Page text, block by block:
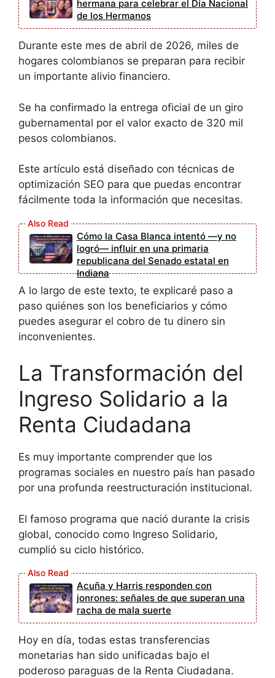
hermana para celebrar el Día Nacional
de los Hermanos
Durante este mes de abril de 2026, miles de
hogares colombianos se preparan para recibir
un importante alivio financiero.
Se ha confirmado la entrega oficial de un giro
gubernamental por el valor exacto de 320 mil
pesos colombianos.
Este artículo está diseñado con técnicas de
optimización SEO para que puedas encontrar
fácilmente toda la información que necesitas.
Cómo la Casa Blanca intentó —y no
logró— influir en una primaria
republicana del Senado estatal en
Indiana
A lo largo de este texto, te explicaré paso a
paso quiénes son los beneficiarios y cómo
puedes asegurar el cobro de tu dinero sin
inconvenientes.
La Transformación del
Ingreso Solidario a la
Renta Ciudadana
Es muy importante comprender que los
programas sociales en nuestro país han pasado
por una profunda reestructuración institucional.
El famoso programa que nació durante la crisis
global, conocido como Ingreso Solidario,
cumplió su ciclo histórico.
Acuña y Harris responden con
jonrones: señales de que superan una
racha de mala suerte
Hoy en día, todas estas transferencias
monetarias han sido unificadas bajo el
poderoso paraguas de la Renta Ciudadana.